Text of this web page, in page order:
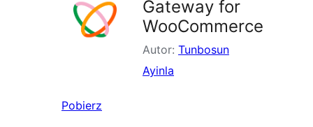
Gateway for
WooCommerce
Autor: Tunbosun
Ayinla
Pobierz